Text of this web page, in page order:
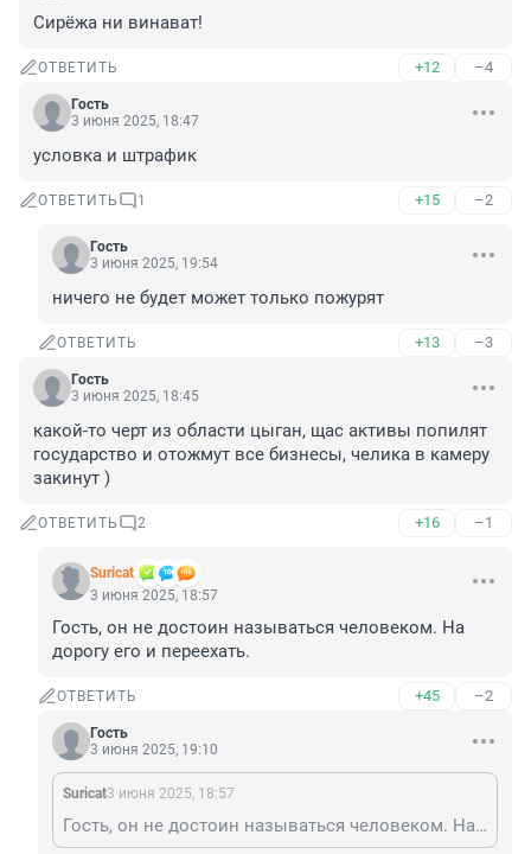
Сирёжа ни винават!
ОТВЕТИТЬ +12 –4
Гость
3 июня 2025, 18:47
условка и штрафик
ОТВЕТИТЬ 1 +15 –2
Гость
3 июня 2025, 19:54
ничего не будет может только пожурят
ОТВЕТИТЬ +13 –3
Гость
3 июня 2025, 18:45
какой-то черт из области цыган, щас активы попилят
государство и отожмут все бизнесы, челика в камеру
закинут )
ОТВЕТИТЬ 2 +16 –1
Suricat
3 июня 2025, 18:57
Гость, он не достоин называться человеком. На
дорогу его и переехать.
ОТВЕТИТЬ +45 –2
Гость
3 июня 2025, 19:10
Suricat3 июня 2025, 18:57
Гость, он не достоин называться человеком. На дорогу его и переехать.